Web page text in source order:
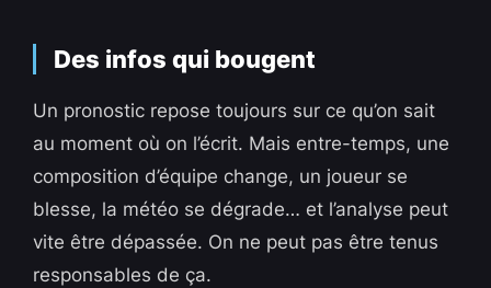
Des infos qui bougent
Un pronostic repose toujours sur ce qu’on sait
au moment où on l’écrit. Mais entre-temps, une
composition d’équipe change, un joueur se
blesse, la météo se dégrade… et l’analyse peut
vite être dépassée. On ne peut pas être tenus
responsables de ça.